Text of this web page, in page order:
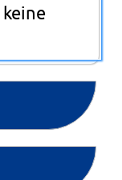
keine